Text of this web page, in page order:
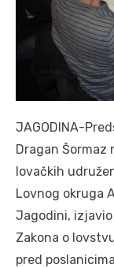
JAGODINA-
Dragan Šormaz
lovačkih
Lovnog okruga
Jagodini,
Zakona o
pred